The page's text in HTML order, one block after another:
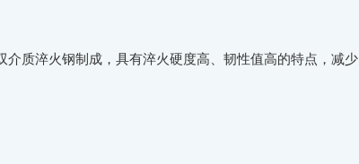
质淬火钢制成，具有淬火硬度高、韧性值高的特点，减少